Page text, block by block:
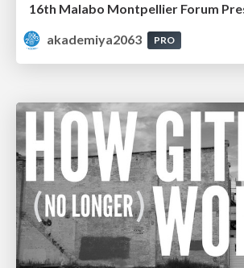
16th Malabo Montpellier Forum
akademiya2063
PRO